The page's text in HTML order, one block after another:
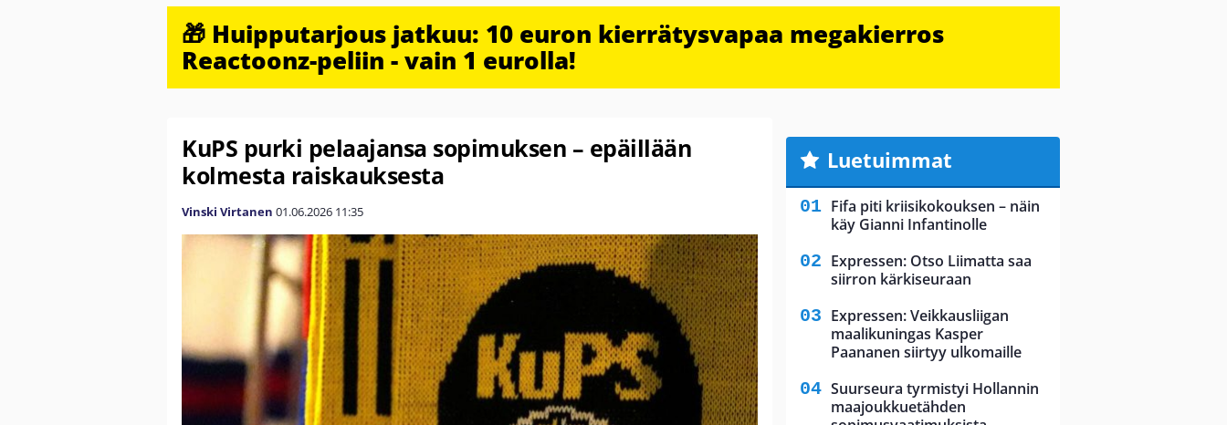
🎁 Huipputarjous jatkuu: 10 euron kierrätysvapaa megakierros
Reactoonz-peliin - vain 1 eurolla!
KuPS purki pelaajansa sopimuksen – epäillään
kolmesta raiskauksesta
Vinski Virtanen 01.06.2026 11:35
Luetuimmat
Fifa piti kriisikokouksen – näin
käy Gianni Infantinolle
Expressen: Otso Liimatta saa
siirron kärkiseuraan
Expressen: Veikkausliigan
maalikuningas Kasper
Paananen siirtyy ulkomaille
Suurseura tyrmistyi Hollannin
maajoukkuetähden